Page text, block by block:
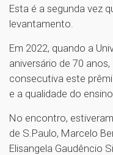
Esta é a segunda vez
levantamento.
Em 2022, quando a
aniversário de 70
consecutiva este
e a qualidade do
No encontro,
de S.Paulo, Marcelo
Elisangela Gaudêncio